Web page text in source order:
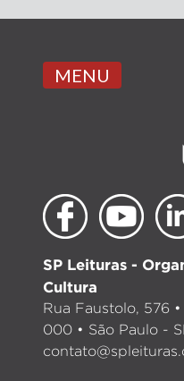
MENU
SP Leituras -
Cultura
Rua Faustolo, 576
000 • São Paulo -